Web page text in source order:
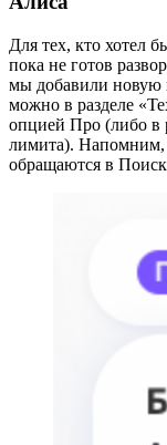
Для тех, кто хотел
пока не готов
мы добавили новую
можно в разделе
опцией Про (либо в
лимита). Напомним,
обращаются в